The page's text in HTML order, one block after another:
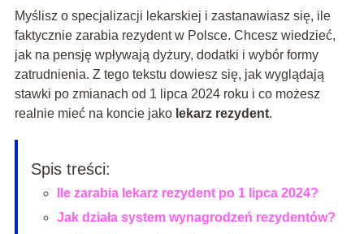
Myślisz o specjalizacji lekarskiej i zastanawiasz się, ile
faktycznie zarabia rezydent w Polsce. Chcesz wiedzieć,
jak na pensję wpływają dyżury, dodatki i wybór formy
zatrudnienia. Z tego tekstu dowiesz się, jak wyglądają
stawki po zmianach od 1 lipca 2024 roku i co możesz
realnie mieć na koncie jako lekarz rezydent.
Spis treści:
Ile zarabia lekarz rezydent po 1 lipca 2024?
Jak działa system wynagrodzeń rezydentów?